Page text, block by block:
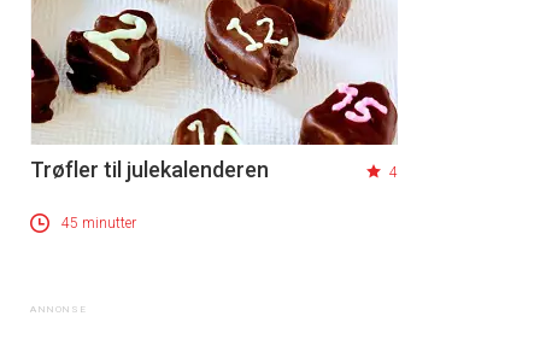
Trøfler til julekalenderen 4
45 minutter